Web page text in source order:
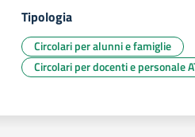
Tipologia
Circolari per alunni e famiglie
Circolari per docenti e personale